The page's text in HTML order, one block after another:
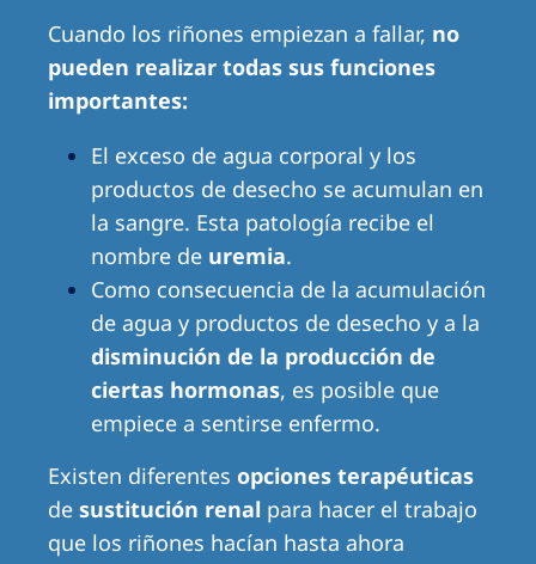
Switzerland
United Kingdom
Asia Pacific
Asia Pacific
Australia
Philippines
North America
United States of America
NephroCare International
Global Website
Cuando los riñones empiezan a fallar, no
pueden realizar todas sus funciones
importantes:
El exceso de agua corporal y los
productos de desecho se acumulan en
la sangre. Esta patología recibe el
nombre de uremia.
Como consecuencia de la acumulación
de agua y productos de desecho y a la
disminución de la producción de
ciertas hormonas, es posible que
empiece a sentirse enfermo.
Existen diferentes opciones terapéuticas
de sustitución renal para hacer el trabajo
que los riñones hacían hasta ahora